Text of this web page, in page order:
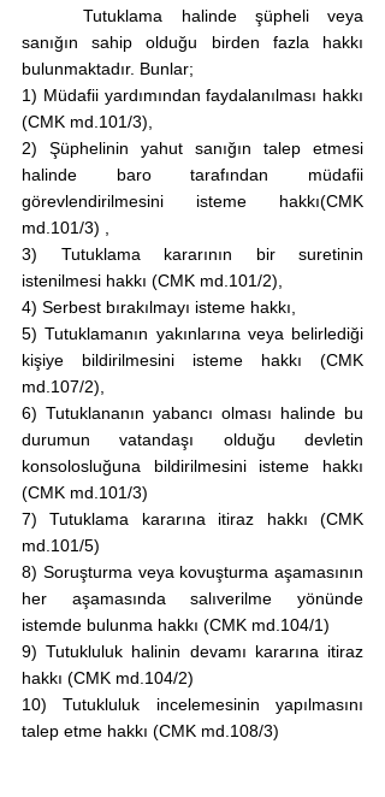
	Tutuklama halinde şüpheli veya
sanığın sahip olduğu birden fazla hakkı
bulunmaktadır. Bunlar;
1) Müdafii yardımından faydalanılması hakkı
(CMK md.101/3),
2) Şüphelinin yahut sanığın talep etmesi
halinde baro tarafından müdafii
görevlendirilmesini isteme hakkı(CMK
md.101/3) ,
3) Tutuklama kararının bir suretinin
istenilmesi hakkı (CMK md.101/2),
4) Serbest bırakılmayı isteme hakkı,
5) Tutuklamanın yakınlarına veya belirlediği
kişiye bildirilmesini isteme hakkı (CMK
md.107/2),
6) Tutuklananın yabancı olması halinde bu
durumun vatandaşı olduğu devletin
konsolosluğuna bildirilmesini isteme hakkı
(CMK md.101/3)
7) Tutuklama kararına itiraz hakkı (CMK
md.101/5)
8) Soruşturma veya kovuşturma aşamasının
her aşamasında salıverilme yönünde
istemde bulunma hakkı (CMK md.104/1)
9) Tutukluluk halinin devamı kararına itiraz
hakkı (CMK md.104/2)
10) Tutukluluk incelemesinin yapılmasını
talep etme hakkı (CMK md.108/3)